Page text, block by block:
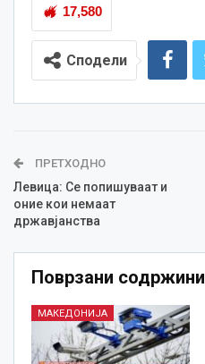
17,580
Сподели
ПРЕТХОДНО
Левица: Се попишуваат и
оние кои немаат
државјанства
Поврзани содржини
МАКЕДОНИЈА